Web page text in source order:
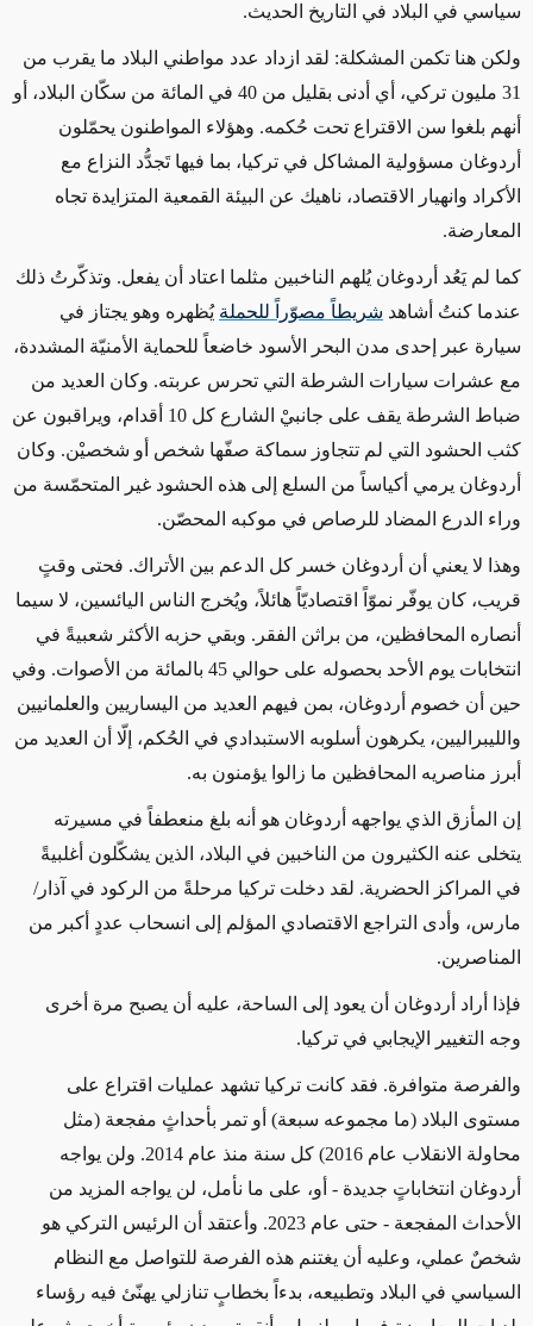
سياسي في البلاد في التاريخ الحديث.
ولكن هنا تكمن المشكلة: لقد ازداد عدد مواطني البلاد ما يقرب من
31 مليون تركي، أي أدنى بقليل من 40 في المائة من سكّان البلاد، أو
أنهم بلغوا سن الاقتراع تحت حُكمه. وهؤلاء المواطنون يحمّلون
أردوغان مسؤولية المشاكل في تركيا، بما فيها تَجدُّد النزاع مع
الأكراد وانهيار الاقتصاد، ناهيك عن البيئة القمعية المتزايدة تجاه
المعارضة.
كما لم يَعُد أردوغان يُلهم الناخبين مثلما اعتاد أن يفعل. وتذكّرتُ ذلك
عندما كنتُ أشاهد شريطاً مصوّراً للحملة يُظهره وهو يجتاز في
سيارة عبر إحدى مدن البحر الأسود خاضعاً للحماية الأمنيّة المشددة،
مع عشرات سيارات الشرطة التي تحرس عربته. وكان العديد من
ضباط الشرطة يقف على جانبيْ الشارع كل 10 أقدام، ويراقبون عن
كثب الحشود التي لم تتجاوز سماكة صفّها شخص أو شخصيْن. وكان
أردوغان يرمي أكياساً من السلع إلى هذه الحشود غير المتحمّسة من
وراء الدرع المضاد للرصاص في موكبه المحصّن.
وهذا لا يعني أن أردوغان خسر كل الدعم بين الأتراك. فحتى وقتٍ
قريب، كان يوفّر نموّاً اقتصاديّاً هائلاً، ويُخرج الناس اليائسين، لا سيما
أنصاره المحافظين، من براثن الفقر. وبقي حزبه الأكثر شعبيةً في
انتخابات يوم الأحد بحصوله على حوالي 45 بالمائة من الأصوات. وفي
حين أن خصوم أردوغان، بمن فيهم العديد من اليساريين والعلمانيين
والليبراليين، يكرهون أسلوبه الاستبدادي في الحُكم، إلّا أن العديد من
أبرز مناصريه المحافظين ما زالوا يؤمنون به.
إن المأزق الذي يواجهه أردوغان هو أنه بلغ منعطفاً في مسيرته
يتخلى عنه الكثيرون من الناخبين في البلاد، الذين يشكّلون أغلبيةً
في المراكز الحضرية. لقد دخلت تركيا مرحلةً من الركود في آذار/
مارس، وأدى التراجع الاقتصادي المؤلم إلى انسحاب عددٍ أكبر من
المناصرين.
فإذا أراد أردوغان أن يعود إلى الساحة، عليه أن يصبح مرة أخرى
وجه التغيير الإيجابي في تركيا.
والفرصة متوافرة. فقد كانت تركيا تشهد عمليات اقتراع على
مستوى البلاد (ما مجموعه سبعة) أو تمر بأحداثٍ مفجعة (مثل
محاولة الانقلاب عام 2016) كل سنة منذ عام 2014. ولن يواجه
أردوغان انتخاباتٍ جديدة - أو، على ما نأمل، لن يواجه المزيد من
الأحداث المفجعة - حتى عام 2023. وأعتقد أن الرئيس التركي هو
شخصٌ عملي، وعليه أن يغتنم هذه الفرصة للتواصل مع النظام
السياسي في البلاد وتطبيعه، بدءاً بخطابٍ تنازلي يهنّئ فيه رؤساء